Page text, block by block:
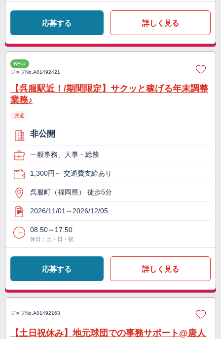
応募する 詳しく見る
NEW
ジョブNo.A01492421
【呉服駅近！/期間限定】サクッと稼げる年末調整
業務♪
派遣
非公開
一般事務、人事・総務
1,300円～ 交通費支給あり
呉服町（福岡県） 徒歩5分
2026/11/01～2026/12/05
08:50～17:50
休日：土・日・祝
応募する 詳しく見る
ジョブNo. A01492163
【土日祝休み】地元球団での事務サポート@唐人